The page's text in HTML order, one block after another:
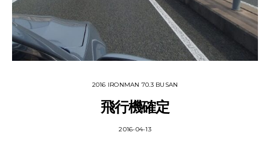
2016 IRONMAN 70.3 BUSAN
飛行機確定
2016-04-13